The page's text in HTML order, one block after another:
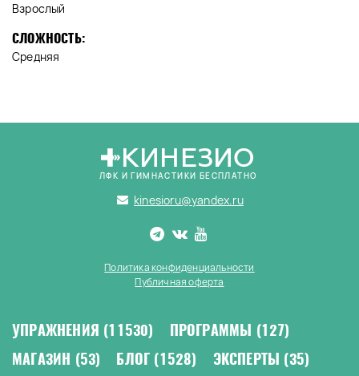
Взрослый
СЛОЖНОСТЬ:
Средняя
КИНЕЗИО
ЛФК И ГИМНАСТИКИ БЕСПЛАТНО
kinesioru@yandex.ru
Политика конфиденциальности
Публичная оферта
УПРАЖНЕНИЯ (11530) ПРОГРАММЫ (127)
МАГАЗИН (53) БЛОГ (1528) ЭКСПЕРТЫ (35)